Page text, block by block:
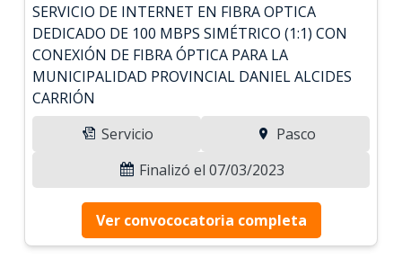
SERVICIO DE INTERNET EN FIBRA OPTICA
DEDICADO DE 100 MBPS SIMÉTRICO (1:1) CON
CONEXIÓN DE FIBRA ÓPTICA PARA LA
MUNICIPALIDAD PROVINCIAL DANIEL ALCIDES
CARRIÓN
Servicio
Pasco
Finalizó el 07/03/2023
Ver convococatoria completa